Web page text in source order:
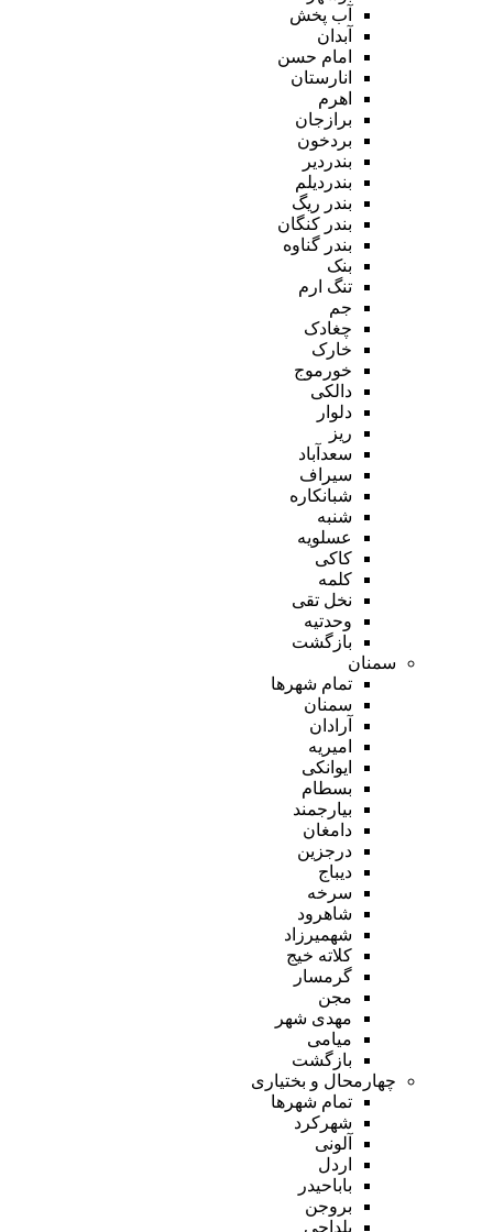
آب پخش
آبدان
امام حسن
انارستان
اهرم
برازجان
بردخون
بندردیر
بندردیلم
بندر ریگ
بندر کنگان
بندر گناوه
بنک
تنگ ارم
جم
چغادک
خارک
خورموج
دالکی
دلوار
ریز
سعدآباد
سیراف
شبانکاره
شنبه
عسلویه
کاکی
کلمه
نخل تقی
وحدتیه
بازگشت
سمنان
تمام شهر‌ها
سمنان
آرادان
امیریه
ایوانکی
بسطام
بیارجمند
دامغان
درجزین
دیباج
سرخه
شاهرود
شهمیرزاد
کلاته خیج
گرمسار
مجن
مهدی شهر
میامی
بازگشت
چهارمحال و بختیاری
تمام شهر‌ها
شهرکرد
آلونی
اردل
باباحیدر
بروجن
بلداجی